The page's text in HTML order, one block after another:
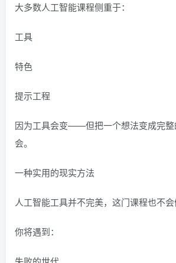
大多数人工智能课程侧重于：
工具
特色
提示工程
因为工具会变——但把一个想法变成完整
会。
一种实用的现实方法
人工智能工具并不完美，这门课程也不会
你将遇到：